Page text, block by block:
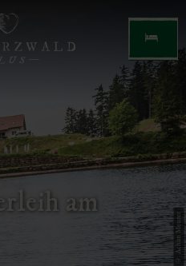
© Achim Meurer
am